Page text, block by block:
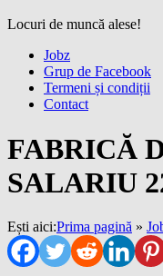
Locuri de muncă alese!
Meniu Jobz
Grup de Facebook
Termeni și condiții
Contact
FABRICĂ
SALARIU
Ești aici:Prima pagină »